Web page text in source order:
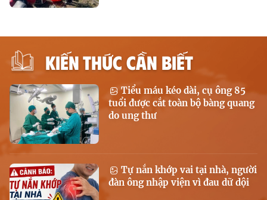
KIẾN THỨC CẦN BIẾT
Tiểu máu kéo dài, cụ ông 85
tuổi được cắt toàn bộ bàng quang
do ung thư
Tự nắn khớp vai tại nhà, người
đàn ông nhập viện vì đau dữ dội